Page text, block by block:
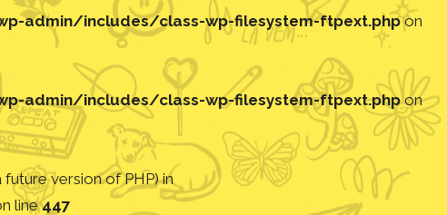
admin/includes/class-wp-filesystem-ftpext.phpon
admin/includes/class-wp-filesystem-ftpext.phpon
version of PHP) in
line447